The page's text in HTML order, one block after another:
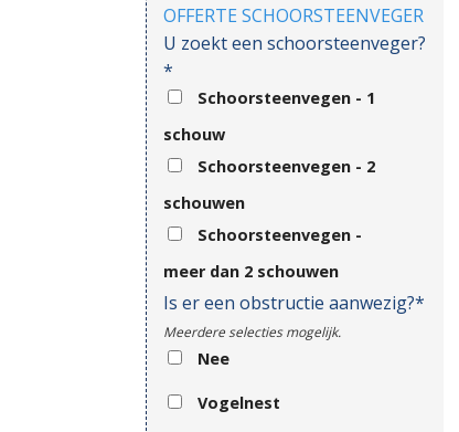
OFFERTE SCHOORSTEENVEGER
U zoekt een schoorsteenveger?
*
Schoorsteenvegen - 1
schouw
Schoorsteenvegen - 2
schouwen
Schoorsteenvegen -
meer dan 2 schouwen
Is er een obstructie aanwezig?*
Meerdere selecties mogelijk.
Nee
Vogelnest